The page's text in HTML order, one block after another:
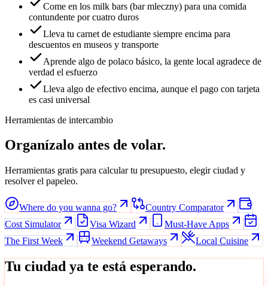
Come en los milk bars (bar mleczny) para una comida
contundente por cuatro duros
Lleva tu carnet de estudiante siempre encima para
descuentos en museos y transporte
Aprende algo de polaco básico, la gente local agradece de
verdad el esfuerzo
Lleva algo de efectivo encima, aunque el pago con tarjeta
es casi universal
Herramientas de intercambio
Organízalo antes de volar.
Herramientas gratis para calcular tu presupuesto, elegir ciudad y
resolver el papeleo.
Where do you wanna go?
Country Comparator
Cost Simulator
Visa Wizard
Must-Have Apps
The First Week
Weekend Getaways Local Cuisine
Tu ciudad ya te está esperando.